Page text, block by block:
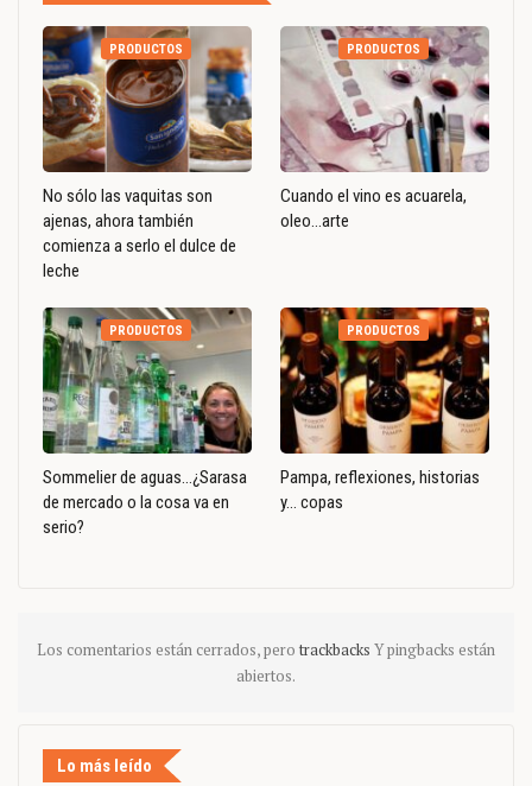
PRODUCTOS
No sólo las vaquitas son
ajenas, ahora también
comienza a serlo el dulce de
leche
PRODUCTOS
Cuando el vino es acuarela,
oleo…arte
PRODUCTOS
Sommelier de aguas…¿Sarasa
de mercado o la cosa va en
serio?
PRODUCTOS
Pampa, reflexiones, historias
y… copas
Los comentarios están cerrados, pero trackbacks Y pingbacks están
abiertos.
Lo más leído